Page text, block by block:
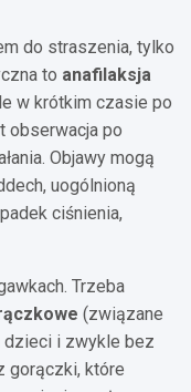
do straszenia, tylko
to anafilaksja
w krótkim czasie po
obserwacja po
Objawy mogą
uogólnioną
ciśnienia,
Trzeba
(związane
dzieci i zwykle bez
gorączki, które